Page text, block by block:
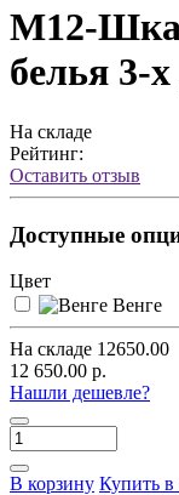
М12-
белья 3-
На складе
Рейтинг:
Оставить отзыв
Доступные
Цвет
Венге
На складе 12650.00
12 650.00 р.
Нашли дешевле?
В корзину Купить